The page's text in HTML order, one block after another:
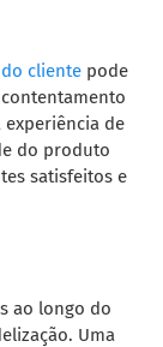
cliente pode
experiência de
do produto
satisfeitos e
ao longo do
Uma